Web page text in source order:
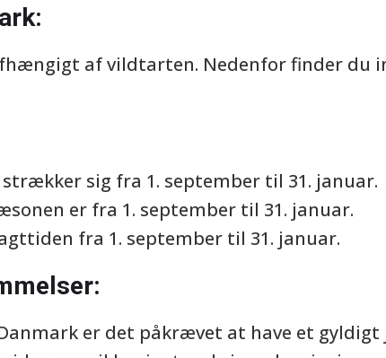
af vildtarten. Nedenfor finder
sig fra 1. september til 31. januar.
er fra 1. september til 31. januar.
fra 1. september til 31. januar.
er det påkrævet at have et gyldigt